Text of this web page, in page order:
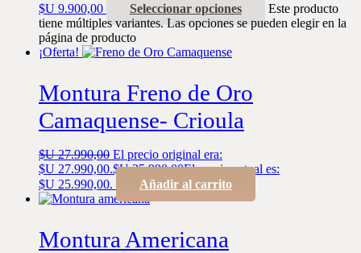
$U 9.900,00 Seleccionar opciones
Este producto
tiene múltiples variantes. Las opciones se pueden elegir en la
página de producto
¡Oferta!
Montura Freno de Oro
Camaquense- Crioula
$U27.990,00 El precio original era:
$U 27.990,00.$U25.990,00El precio actual es:
$U 25.990,00.
Añadir al carrito
Montura Americana